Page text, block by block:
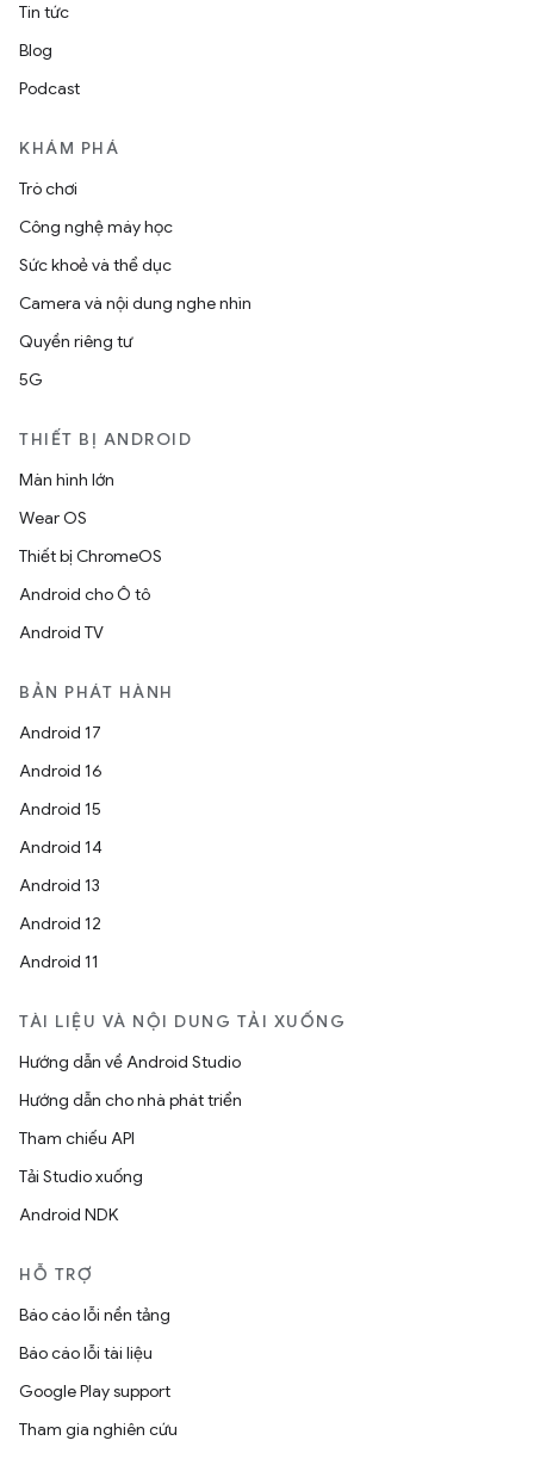
Tin tức
Blog
Podcast
KHÁM PHÁ
Trò chơi
Công nghệ máy học
Sức khoẻ và thể dục
Camera và nội dung nghe nhìn
Quyền riêng tư
5G
THIẾT BỊ ANDROID
Màn hình lớn
Wear OS
Thiết bị ChromeOS
Android cho Ô tô
Android TV
BẢN PHÁT HÀNH
Android 17
Android 16
Android 15
Android 14
Android 13
Android 12
Android 11
TÀI LIỆU VÀ NỘI DUNG TẢI XUỐNG
Hướng dẫn về Android Studio
Hướng dẫn cho nhà phát triển
Tham chiếu API
Tải Studio xuống
Android NDK
HỖ TRỢ
Báo cáo lỗi nền tảng
Báo cáo lỗi tài liệu
Google Play support
Tham gia nghiên cứu